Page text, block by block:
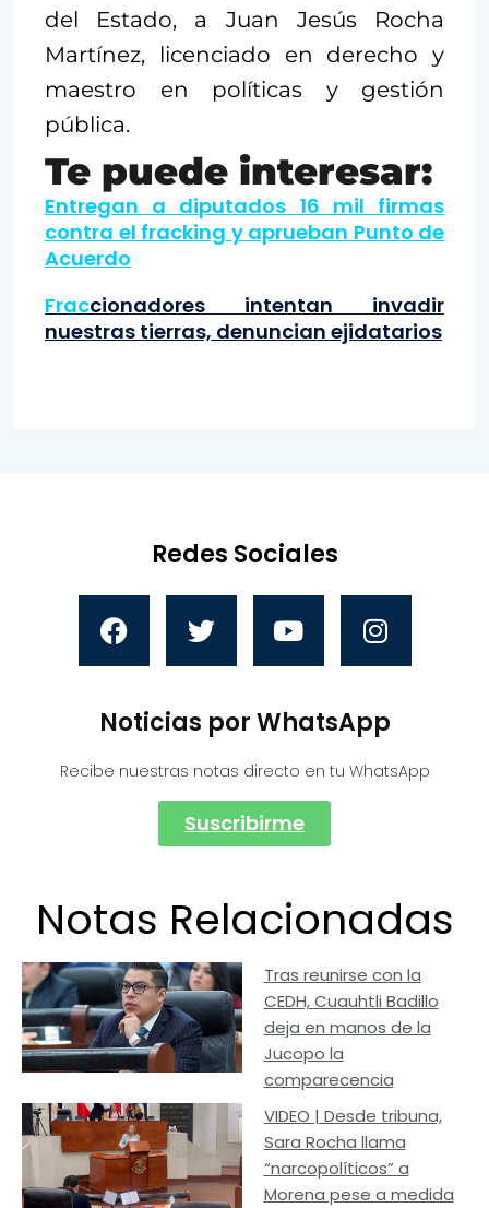
del Estado, a Juan Jesús Rocha
Martínez, licenciado en derecho y
maestro en políticas y gestión
pública.
Te puede interesar:
Entregan a diputados 16 mil firmas
contra el fracking y aprueban Punto de
Acuerdo
Fraccionadores intentan invadir
nuestras tierras, denuncian ejidatarios
Redes Sociales
Noticias por WhatsApp
Recibe nuestras notas directo en tu WhatsApp
Suscribirme
Notas Relacionadas
Tras reunirse con la
CEDH, Cuauhtli Badillo
deja en manos de la
Jucopo la
comparecencia
VIDEO | Desde tribuna,
Sara Rocha llama
“narcopolíticos” a
Morena pese a medida